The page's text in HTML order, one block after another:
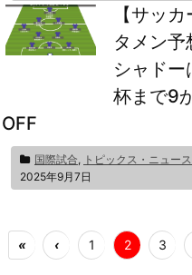
【サッ
タメン
シャド
杯まで9
OFF
国際試合, トピックス・ニュース
2025年9月7日
« ‹ 1 2 3